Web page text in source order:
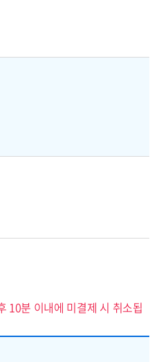
10분 이내에 미결제 시 취소됩